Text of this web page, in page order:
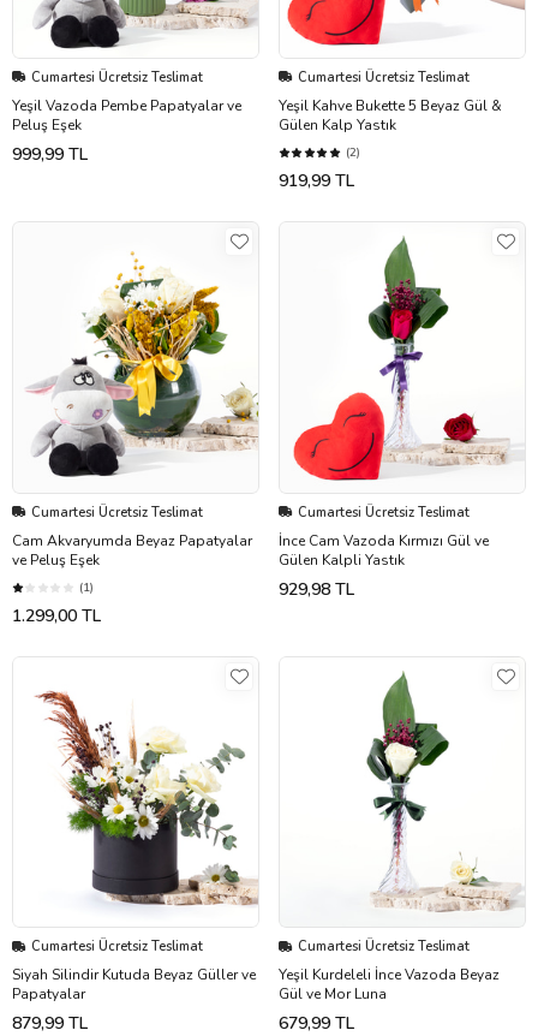
Cumartesi Ücretsiz Teslimat
Yeşil Vazoda Pembe Papatyalar ve
Peluş Eşek
999,99 TL
Cumartesi Ücretsiz Teslimat
Yeşil Kahve Bukette 5 Beyaz Gül &
Gülen Kalp Yastık
(2)
919,99 TL
Cumartesi Ücretsiz Teslimat
Cam Akvaryumda Beyaz Papatyalar
ve Peluş Eşek
(1)
1.299,00 TL
Cumartesi Ücretsiz Teslimat
İnce Cam Vazoda Kırmızı Gül ve
Gülen Kalpli Yastık
929,98 TL
Cumartesi Ücretsiz Teslimat
Siyah Silindir Kutuda Beyaz Güller ve
Papatyalar
879,99 TL
Cumartesi Ücretsiz Teslimat
Yeşil Kurdeleli İnce Vazoda Beyaz
Gül ve Mor Luna
679,99 TL